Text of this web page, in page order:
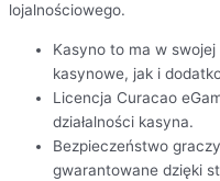
lojalnościowego.
Kasyno to ma w
kasynowe, jak i
Licencja Curacao
działalności kasyna.
Bezpieczeństwo
gwarantowane dzięki